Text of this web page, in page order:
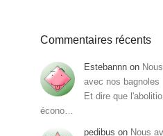
Commentaires récents
Estebannn on
avec nos bagnoles
Et dire que
écono…
pedibus on Nous